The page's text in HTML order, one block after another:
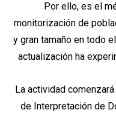
Por ello, es el
monitorización de
y gran tamaño en todo
actualización ha
La actividad
de Interpretación de